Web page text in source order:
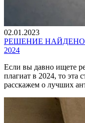
02.01.2023
РЕШЕНИЕ
2024
Если вы давно ищете
плагиат в 2024, то эта
расскажем о лучших